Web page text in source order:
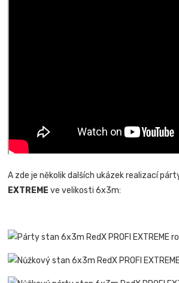
A zde je několik dalších ukázek realizací
EXTREME ve velikosti 6x3m: